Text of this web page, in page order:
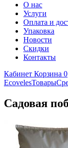
О нас
Услуги
Оплата и
Упаковка
Новости
Скидки
Контакты
Кабинет Корзина 0
EcovelesТовары
Садовая